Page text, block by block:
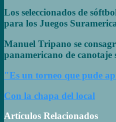
Los seleccionados de
para los Juegos
Manuel Tripano se
panamericano de canotaje
"Es un torneo que pude
Con la chapa del local
Artículos Relacionados